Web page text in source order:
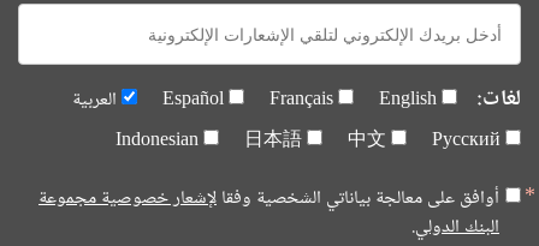
E-
mail:
لغات: English
Français
Español
العربية
Русский
中文
日本語
Indonesian
أوافق على معالجة بياناتي الشخصية وفقالإشعار خصوصية مجموعة
البنك الدولي.